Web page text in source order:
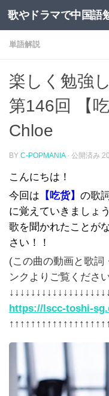
コンテンツへスキップ
単語解説
楽しく勉強
第146回 【
Chloe
BY C-POPMANIA · 公開済み
こんにちは！
今回は 【吃货】 の歌
に覚えていきましょ
歌を聞かれたことが
さい！！
(この曲の動画と歌詞
ンクよりご覧くださ
https://lscc-toshi-